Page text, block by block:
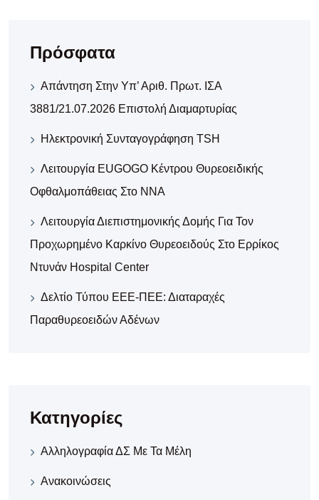
Πρόσφατα
Απάντηση Στην Υπ’ Αριθ. Πρωτ. ΙΣΑ
3881/21.07.2026 Επιστολή Διαμαρτυρίας
Ηλεκτρονική Συνταγογράφηση TSH
Λειτουργία EUGOGO Κέντρου Θυρεοειδικής
Οφθαλμοπάθειας Στο ΝΝΑ
Λειτουργία Διεπιστημονικής Δομής Για Τον
Προχωρημένο Καρκίνο Θυρεοειδούς Στο Ερρίκος
Ντυνάν Hospital Center
Δελτίο Τύπου ΕΕΕ-ΠΕΕ: Διαταραχές
Παραθυρεοειδών Αδένων
Κατηγορίες
Αλληλογραφία ΔΣ Με Τα Μέλη
Ανακοινώσεις